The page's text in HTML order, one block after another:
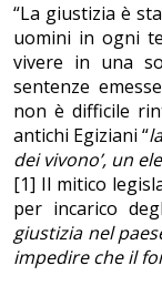
“La giustizia è
uomini in ogni
vivere in una
sentenze
non è difficile
antichi Egiziani “
dei vivono’, un
[1] Il mitico
per incarico
giustizia nel
impedire che il